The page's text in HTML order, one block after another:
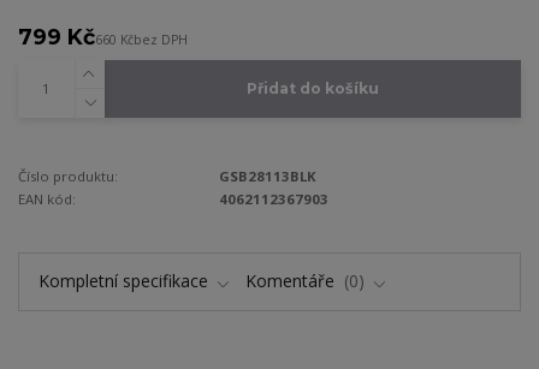
799 Kč660 Kčbez DPH
Přidat do košíku
Číslo produktu:
GSB28113BLK
EAN kód:
4062112367903
Kompletní specifikace Komentáře 0